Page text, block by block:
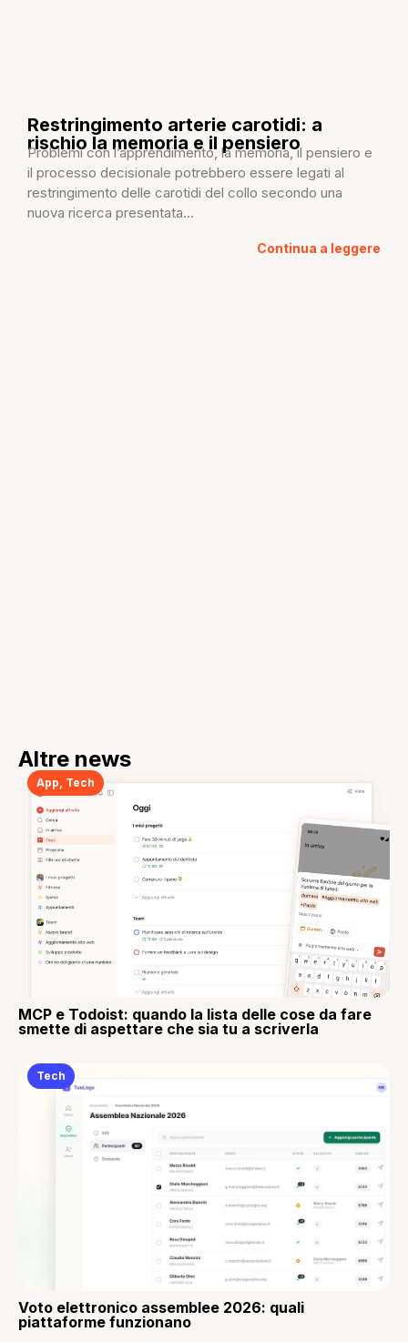
Restringimento arterie carotidi: a
rischio la memoria e il pensiero
Problemi con l’apprendimento, la memoria, il pensiero e
il processo decisionale potrebbero essere legati al
restringimento delle carotidi del collo secondo una
nuova ricerca presentata...
Continua a leggere
Altre news
App Tech
MCP e Todoist: quando la lista delle cose da fare
smette di aspettare che sia tu a scriverla
Tech
Voto elettronico assemblee 2026: quali
piattaforme funzionano